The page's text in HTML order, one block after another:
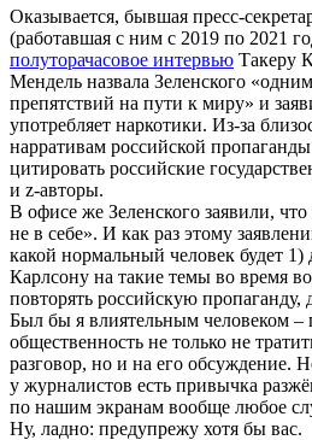
Оказывается, бывшая пресс-
(работавшая с ним с 2019 по 2021
полуторачасовое интервью Такеру
Мендель назвала Зеленского
препятствий на пути к миру» и
употребляет наркотики. Из-за
нарративам российской
цитировать российские
и z-авторы.
В офисе же Зеленского заявили, что
не в себе». И как раз этому
какой нормальный человек будет 1)
Карлсону на такие темы во время
повторять российскую
Был бы я влиятельным человеком –
общественность не только не
разговор, но и на его обсуждение.
у журналистов есть привычка
по нашим экранам вообще любое
Ну, ладно: предупрежу хотя бы вас.